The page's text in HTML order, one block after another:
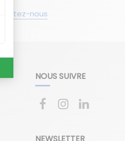
nous
NOUS SUIVRE